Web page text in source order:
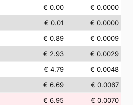
€ 0.00
€ 0.0000
€ 0.01
€ 0.0000
€ 0.89
€ 0.0009
€ 2.93
€ 0.0029
€ 4.79
€ 0.0048
€ 6.69
€ 0.0067
€ 6.95
€ 0.0070